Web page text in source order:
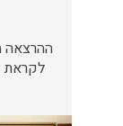
ההרצאה
לקראת